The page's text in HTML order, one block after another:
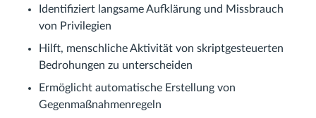
Identifiziert langsame Aufklärung und Missbrauch
von Privilegien
Hilft, menschliche Aktivität von skriptgesteuerten
Bedrohungen zu unterscheiden
Ermöglicht automatische Erstellung von
Gegenmaßnahmenregeln